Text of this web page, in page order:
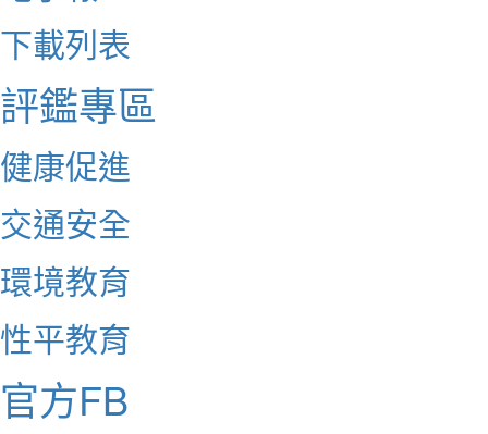
下載列表
評鑑專區
健康促進
交通安全
環境教育
性平教育
官方FB